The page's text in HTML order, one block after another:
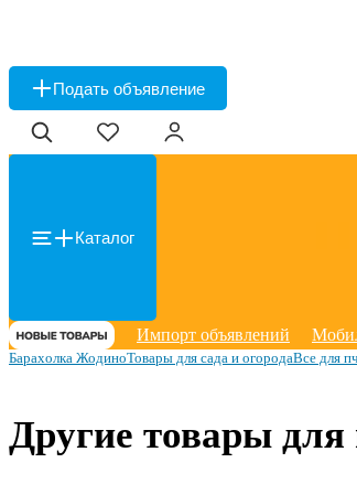
Подать объявление
Каталог
Импорт объявлений
Барахолка ЖодиноТовары для сада и огородаВсе для
Другие товары